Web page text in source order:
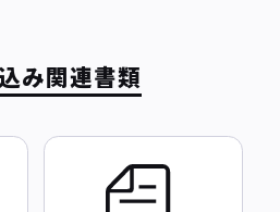
み関連書類